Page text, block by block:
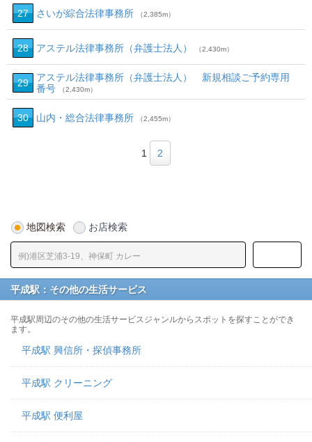
27 さいが綜合法律事務所 （2,385m）
28 アステル法律事務所（弁護士法人） （2,430m）
29
アステル法律事務所（弁護士法人） 新規相談ご予約専用
番号
（2,430m）
30 山内・総合法律事務所 （2,455m）
1 2
地図検索 お店検索
平成駅：その他の生活サービス
平成駅周辺のその他の生活サービスジャンルからスポットを探すことができ
ます。
平成駅 興信所・探偵事務所
平成駅 クリーニング
平成駅 便利屋